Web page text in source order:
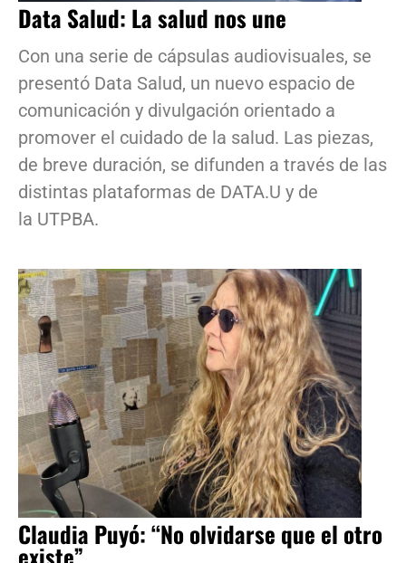
Data Salud: La salud nos une
Con una serie de cápsulas audiovisuales, se
presentó Data Salud, un nuevo espacio de
comunicación y divulgación orientado a
promover el cuidado de la salud. Las piezas,
de breve duración, se difunden a través de las
distintas plataformas de DATA.U y de
la UTPBA.
Claudia Puyó: “No olvidarse que el otro